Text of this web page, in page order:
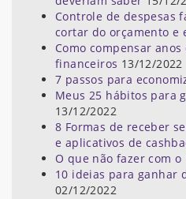
Controle de despesas
cortar do orçamento e
Como compensar
financeiros 13/12/2022
7 passos para
Meus 25 hábitos para
13/12/2022
8 Formas de receber
e aplicativos de
O que não fazer com o
10 ideias para ganhar
02/12/2022